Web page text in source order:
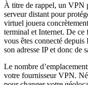
À titre de rappel, un VPN
serveur distant pour
virtuel jouera
terminal et Internet. De ce
vous êtes connecté
son adresse IP et donc de
Le nombre
votre fournisseur VPN.